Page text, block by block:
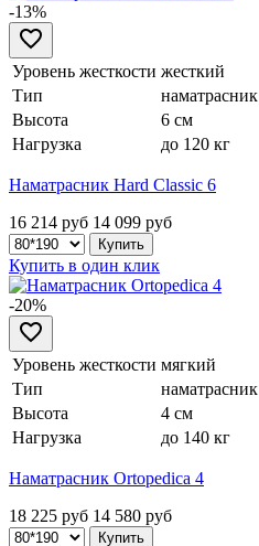
-13%
Уровень жесткости жесткий
Тип
наматрасник
Высота
6 см
Нагрузка
до 120 кг
Наматрасник Hard Classic 6
16 214 руб 14 099 руб
Купить в один клик
-20%
Уровень жесткости мягкий
Тип
наматрасник
Высота
4 см
Нагрузка
до 140 кг
Наматрасник Ortopedica 4
18 225 руб 14 580 руб